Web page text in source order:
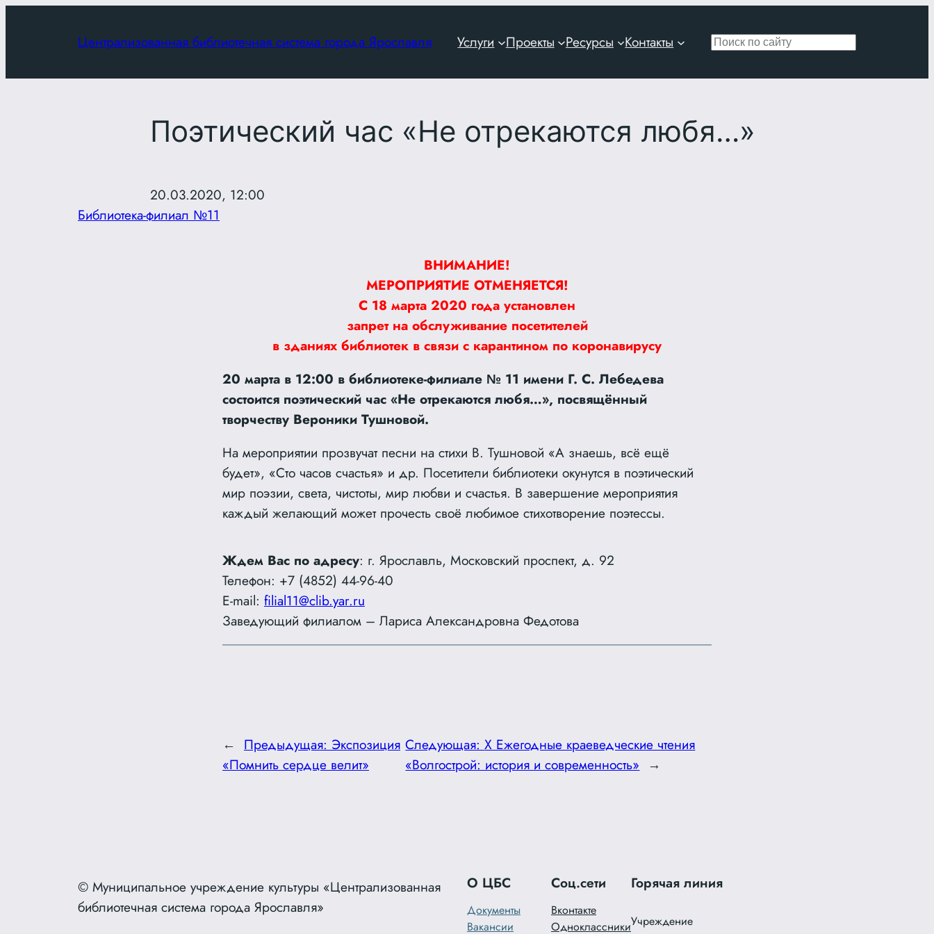
Централизованная библиотечная система города Ярославля Услуги Проекты Ресурсы Контакты Поиск
Поэтический час «Не отрекаются любя…»
20.03.2020, 12:00
Библиотека-филиал №11
ВНИМАНИЕ!
МЕРОПРИЯТИЕ ОТМЕНЯЕТСЯ!
С 18 марта 2020 года установлен
запрет на обслуживание посетителей
в зданиях библиотек в связи с карантином по коронавирусу
20 марта в 12:00 в библиотеке-филиале № 11 имени Г. С. Лебедева
состоится поэтический час «Не отрекаются любя…», посвящённый
творчеству Вероники Тушновой.
На мероприятии прозвучат песни на стихи В. Тушновой «А знаешь, всё ещё
будет», «Сто часов счастья» и др. Посетители библиотеки окунутся в поэтический
мир поэзии, света, чистоты, мир любви и счастья. В завершение мероприятия
каждый желающий может прочесть своё любимое стихотворение поэтессы.
Ждем Вас по адресу: г. Ярославль, Московский проспект, д. 92
Телефон: +7 (4852) 44-96-40
E-mail: filial11@clib.yar.ru
Заведующий филиалом – Лариса Александровна Федотова
← Предыдущая: Экспозиция
«Помнить сердце велит»
Следующая:X Ежегодные краеведческие чтения
«Волгострой: история и современность» →
© Муниципальное учреждение культуры «Централизованная
библиотечная система города Ярославля»
О ЦБС
Документы
Вакансии
Соц.сети
Вконтакте
Одноклассники
Горячая линия
Учреждение